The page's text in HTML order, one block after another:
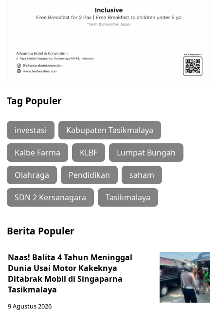
Tag Populer
investasi Kabupaten Tasikmalaya
Kalbe Farma KLBF Lumpat Bungah
Olahraga Pendidikan saham
SDN 2 Kersanagara Tasikmalaya
Berita Populer
Naas! Balita 4 Tahun Meninggal
Dunia Usai Motor Kakeknya
Ditabrak Mobil di Singaparna
Tasikmalaya
9 Agustus 2026